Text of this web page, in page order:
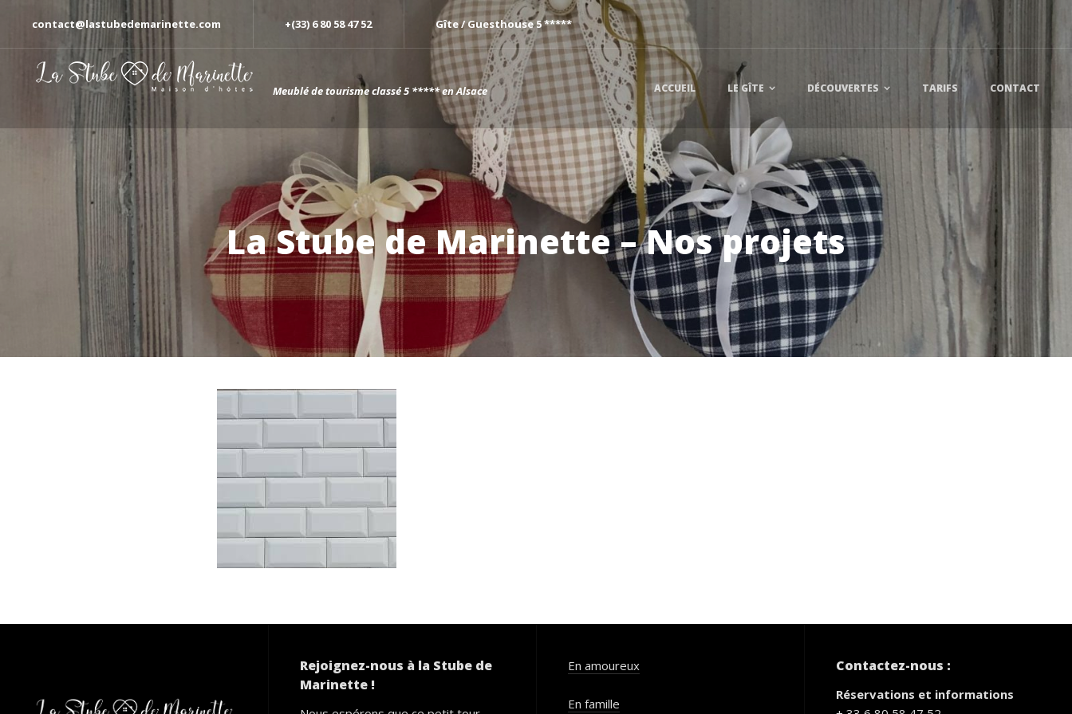
contact@lastubedemarinette.com +(33) 6 80 58 47 52 Gîte / Guesthouse 5 *****
Meublé de tourisme classé 5 ***** en Alsace ACCUEIL LE GÎTE DÉCOUVERTES TARIFS CONTACT
La Stube de Marinette – Nos projets
Rejoignez-nous à la Stube de
Marinette !
En amoureux
En famille
Contactez-nous :
Réservations et informations